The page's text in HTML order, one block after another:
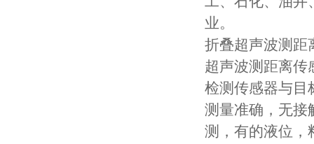
业。
折叠超声波测距
超声波测距离传
检测传感器与目
测量准确，无接
测，有的液位，